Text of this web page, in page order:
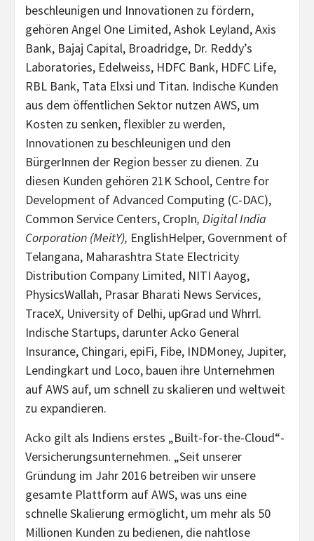
beschleunigen und Innovationen zu fördern,
gehören Angel One Limited, Ashok Leyland, Axis
Bank, Bajaj Capital, Broadridge, Dr. Reddy’s
Laboratories, Edelweiss, HDFC Bank, HDFC Life,
RBL Bank, Tata Elxsi und Titan. Indische Kunden
aus dem öffentlichen Sektor nutzen AWS, um
Kosten zu senken, flexibler zu werden,
Innovationen zu beschleunigen und den
BürgerInnen der Region besser zu dienen. Zu
diesen Kunden gehören 21K School, Centre for
Development of Advanced Computing (C-DAC),
Common Service Centers, CropIn, Digital India
Corporation (MeitY), EnglishHelper, Government of
Telangana, Maharashtra State Electricity
Distribution Company Limited, NITI Aayog,
PhysicsWallah, Prasar Bharati News Services,
TraceX, University of Delhi, upGrad und Whrrl.
Indische Startups, darunter Acko General
Insurance, Chingari, epiFi, Fibe, INDMoney, Jupiter,
Lendingkart und Loco, bauen ihre Unternehmen
auf AWS auf, um schnell zu skalieren und weltweit
zu expandieren.
Acko gilt als Indiens erstes „Built-for-the-Cloud“-
Versicherungsunternehmen. „Seit unserer
Gründung im Jahr 2016 betreiben wir unsere
gesamte Plattform auf AWS, was uns eine
schnelle Skalierung ermöglicht, um mehr als 50
Millionen Kunden zu bedienen, die nahtlose